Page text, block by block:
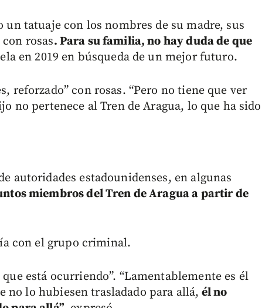
un tatuaje con los nombres de su madre, sus
rosas. Para su familia, no hay duda de que
en 2019 en búsqueda de un mejor futuro.
reforzado” con rosas. “Pero no tiene que ver
no pertenece al Tren de Aragua, lo que ha sido
autoridades estadounidenses, en algunas
miembros del Tren de Aragua a partir de
con el grupo criminal.
está ocurriendo”. “Lamentablemente es él
no lo hubiesen trasladado para allá, él no